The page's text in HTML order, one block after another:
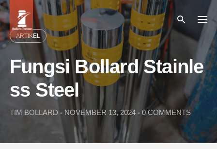
Skip
to
content
ARTIKEL
Fungsi Bollard Stainle
ss Steel
TIM BOLLARD - NOVEMBER 13, 2024 - 0 COMMENTS